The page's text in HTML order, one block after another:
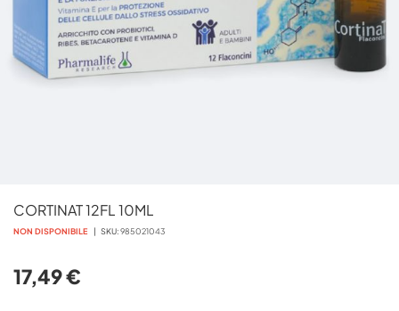
CORTINAT 12FL 10ML
NON DISPONIBILE SKU 985021043
17,49 €
all'inizio
della
immagini